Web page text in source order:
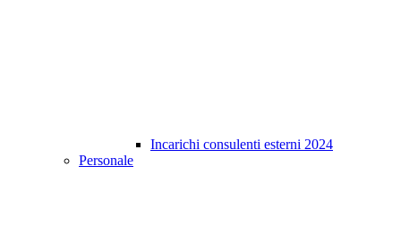
Incarichi consulenti esterni 2024
Personale